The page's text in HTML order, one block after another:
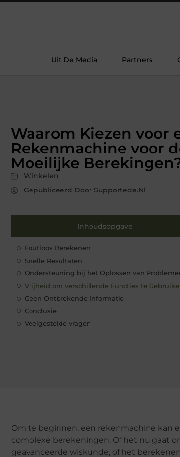
Uit De Media Partners
Waarom Kiezen voor
Rekenmachine voor
Moeilijke
Winkelen
Gepubliceerd Door Supportede.nl
Inhoudsopgave
Foutloos Berekenen
Snelle Resultaten
Ondersteuning bij het Oplossen van
Vrijheid om verschillende Functies te
Geen Ontbrekende Informatie
Conclusie
Veelgestelde vragen
Om te beginnen, een rekenmachine kan
complexe berekeningen. Of het nu gaat
geavanceerde wiskunde, of het